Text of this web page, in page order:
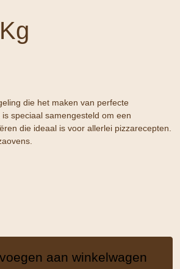
die het maken van perfecte
speciaal samengesteld om een
die ideaal is voor allerlei pizzarecepten.
aan winkelwagen